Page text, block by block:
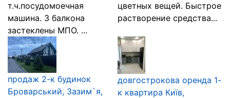
т.ч.посудомоечная
машина. 3 балкона
застеклены МПО. ...
цветных вещей. Быстрое
растворение средства...
продаж 2-к будинок
Броварський, Зазим`я,
довгострокова оренда 1-
к квартира Київ,